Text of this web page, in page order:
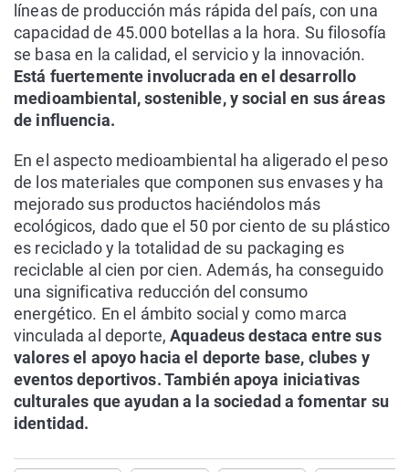
líneas de producción más rápida del país, con una
capacidad de 45.000 botellas a la hora. Su filosofía
se basa en la calidad, el servicio y la innovación.
Está fuertemente involucrada en el desarrollo
medioambiental, sostenible, y social en sus áreas
de influencia.
En el aspecto medioambiental ha aligerado el peso
de los materiales que componen sus envases y ha
mejorado sus productos haciéndolos más
ecológicos, dado que el 50 por ciento de su plástico
es reciclado y la totalidad de su packaging es
reciclable al cien por cien. Además, ha conseguido
una significativa reducción del consumo
energético. En el ámbito social y como marca
vinculada al deporte, Aquadeus destaca entre sus
valores el apoyo hacia el deporte base, clubes y
eventos deportivos. También apoya iniciativas
culturales que ayudan a la sociedad a fomentar su
identidad.